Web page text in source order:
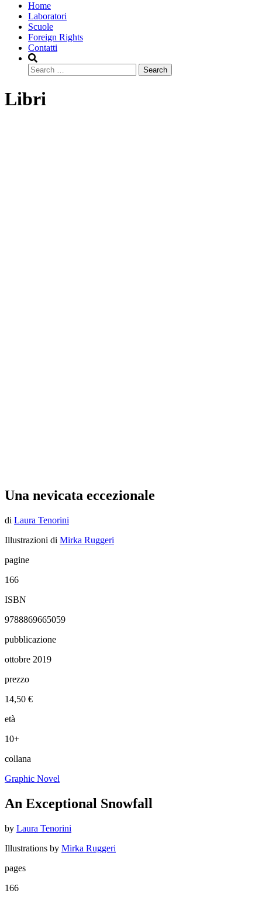
Home
Laboratori
Scuole
Foreign Rights
Contatti
Search
Libri
Una nevicata eccezionale
di Laura Tenorini
Illustrazioni di Mirka Ruggeri
pagine
166
ISBN
9788869665059
pubblicazione
ottobre 2019
prezzo
14,50 €
età
10+
collana
Graphic Novel
An Exceptional Snowfall
by Laura Tenorini
Illustrations by Mirka Ruggeri
pages
166